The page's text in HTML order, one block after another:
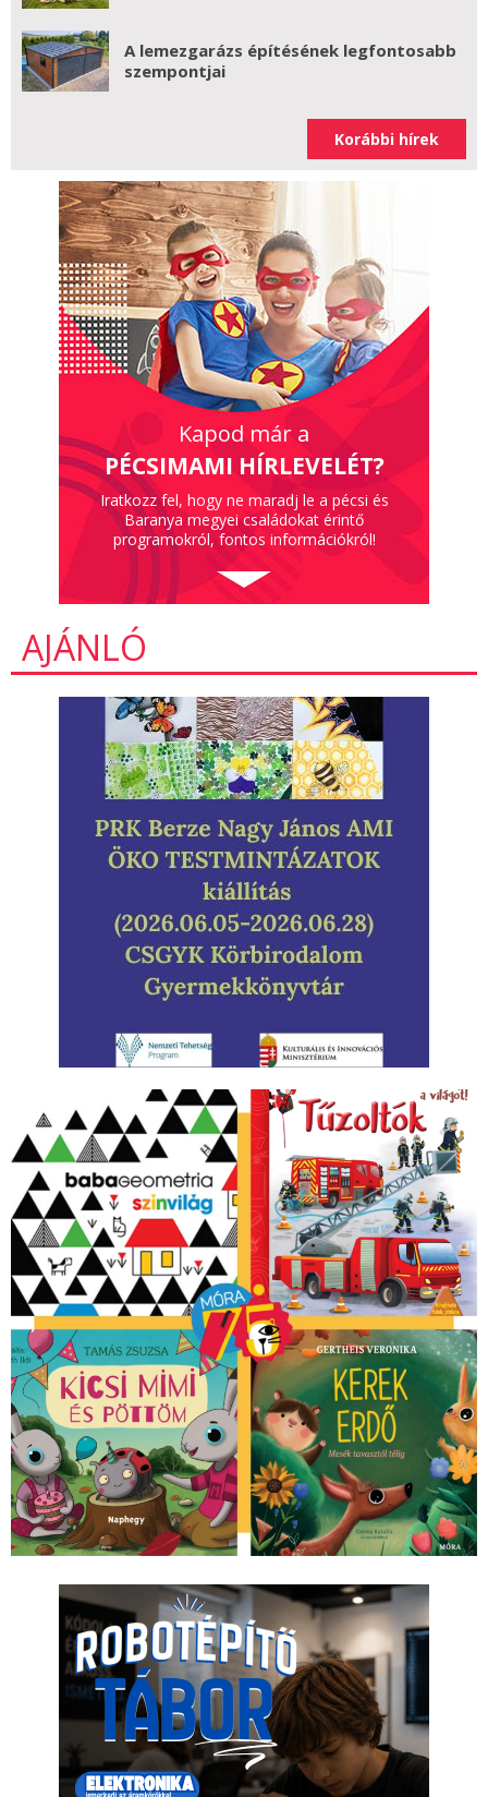
A lemezgarázs építésének legfontosabb
szempontjai
Korábbi hírek
Kapod már a
PÉCSIMAMI HÍRLEVELÉT?
Iratkozz fel, hogy ne maradj le a pécsi és
Baranya megyei családokat érintő
programokról, fontos információkról!
AJÁNLÓ